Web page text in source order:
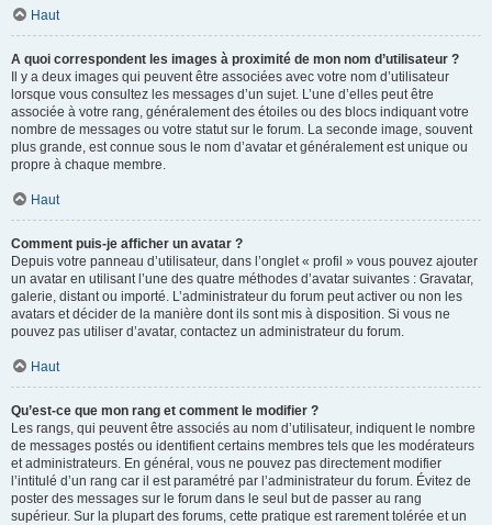
Haut
A quoi correspondent les images à proximité de mon nom d’utilisateur ?
Il y a deux images qui peuvent être associées avec votre nom d’utilisateur
lorsque vous consultez les messages d’un sujet. L’une d’elles peut être
associée à votre rang, généralement des étoiles ou des blocs indiquant votre
nombre de messages ou votre statut sur le forum. La seconde image, souvent
plus grande, est connue sous le nom d’avatar et généralement est unique ou
propre à chaque membre.
Haut
Comment puis-je afficher un avatar ?
Depuis votre panneau d’utilisateur, dans l’onglet « profil » vous pouvez ajouter
un avatar en utilisant l’une des quatre méthodes d’avatar suivantes : Gravatar,
galerie, distant ou importé. L’administrateur du forum peut activer ou non les
avatars et décider de la manière dont ils sont mis à disposition. Si vous ne
pouvez pas utiliser d’avatar, contactez un administrateur du forum.
Haut
Qu’est-ce que mon rang et comment le modifier ?
Les rangs, qui peuvent être associés au nom d’utilisateur, indiquent le nombre
de messages postés ou identifient certains membres tels que les modérateurs
et administrateurs. En général, vous ne pouvez pas directement modifier
l’intitulé d’un rang car il est paramétré par l’administrateur du forum. Évitez de
poster des messages sur le forum dans le seul but de passer au rang
supérieur. Sur la plupart des forums, cette pratique est rarement tolérée et un